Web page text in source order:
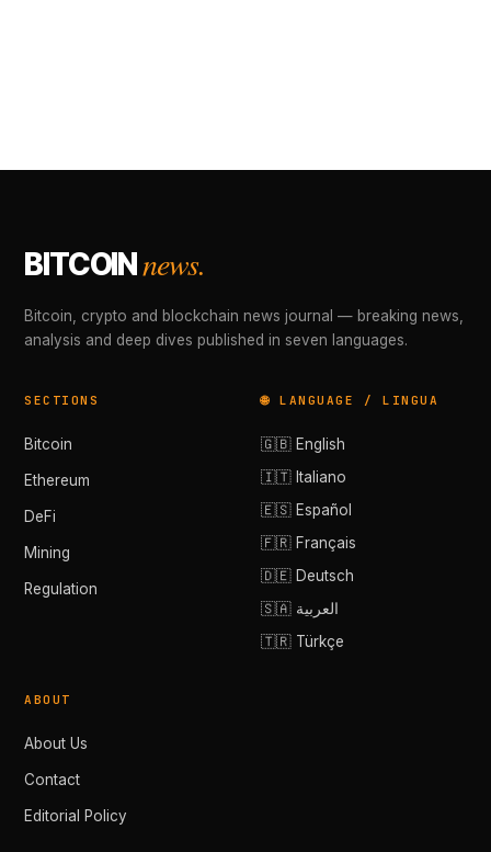
BITCOINnews.
Bitcoin, crypto and blockchain news journal — breaking news,
analysis and deep dives published in seven languages.
SECTIONS
Bitcoin
Ethereum
DeFi
Mining
Regulation
🌐 LANGUAGE / LINGUA
🇬🇧 English
🇮🇹 Italiano
🇪🇸 Español
🇫🇷 Français
🇩🇪 Deutsch
🇸🇦 العربية
🇹🇷 Türkçe
ABOUT
About Us
Contact
Editorial Policy